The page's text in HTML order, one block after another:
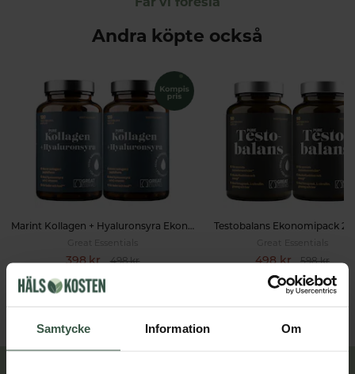
Samtycke Information Om
Andra köpte också
Marint Kollagen + Hyaluronsyra Ekonomipack 2x120k
Great Essentials
398 kr 498 kr
LÄGG I VARUKORGEN
Testobalans Ekonomipack
Great Essentials
498 kr 598 kr
LÄGG I VARUKORGEN